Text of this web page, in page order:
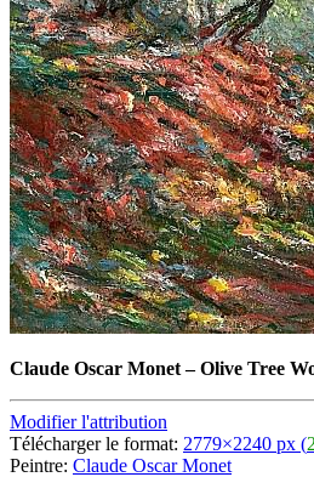
Claude Oscar Monet–Olive Tree
Modifier l'attribution
Télécharger le format: 2779×2240 px (
Peintre: Claude Oscar Monet